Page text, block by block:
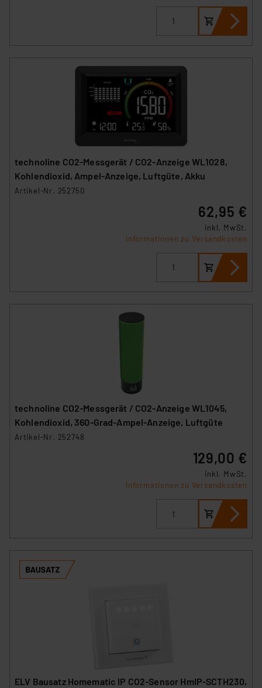
technoline CO2-Messgerät / CO2-Anzeige WL1028,
Kohlendioxid, Ampel-Anzeige, Luftgüte, Akku
Artikel-Nr. 252750
62,95 €
inkl. MwSt.
Informationen zu Versandkosten
technoline CO2-Messgerät / CO2-Anzeige WL1045,
Kohlendioxid, 360-Grad-Ampel-Anzeige, Luftgüte
Artikel-Nr. 252748
129,00 €
inkl. MwSt.
Informationen zu Versandkosten
ELV Bausatz Homematic IP CO2-Sensor HmIP-SCTH230,